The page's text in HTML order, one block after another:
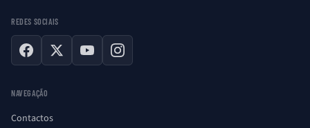
REDES SOCIAIS
Facebook
X YouTubeInstagram
NAVEGAÇÃO
Contactos